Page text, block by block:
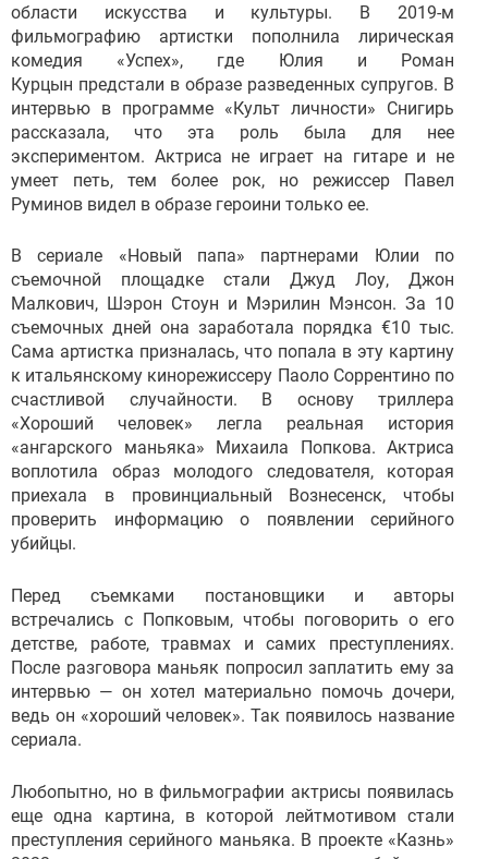
области искусства и культуры. В 2019-м
фильмографию артистки пополнила лирическая
комедия «Успех», где Юлия и Роман
Курцын предстали в образе разведенных супругов. В
интервью в программе «Культ личности» Снигирь
рассказала, что эта роль была для нее
экспериментом. Актриса не играет на гитаре и не
умеет петь, тем более рок, но режиссер Павел
Руминов видел в образе героини только ее.
В сериале «Новый папа» партнерами Юлии по
съемочной площадке стали Джуд Лоу, Джон
Малкович, Шэрон Стоун и Мэрилин Мэнсон. За 10
съемочных дней она заработала порядка €10 тыс.
Сама артистка призналась, что попала в эту картину
к итальянскому кинорежиссеру Паоло Соррентино по
счастливой случайности. В основу триллера
«Хороший человек» легла реальная история
«ангарского маньяка» Михаила Попкова. Актриса
воплотила образ молодого следователя, которая
приехала в провинциальный Вознесенск, чтобы
проверить информацию о появлении серийного
убийцы.
Перед съемками постановщики и авторы
встречались с Попковым, чтобы поговорить о его
детстве, работе, травмах и самих преступлениях.
После разговора маньяк попросил заплатить ему за
интервью — он хотел материально помочь дочери,
ведь он «хороший человек». Так появилось название
сериала.
Любопытно, но в фильмографии актрисы появилась
еще одна картина, в которой лейтмотивом стали
преступления серийного маньяка. В проекте «Казнь»